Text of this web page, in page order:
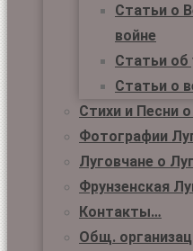
Статьи о
войне
Статьи
Статьи о
Стихи и Песни
Фотографии
Луговчане о
Фрунзенская
Контакты…
Общ.